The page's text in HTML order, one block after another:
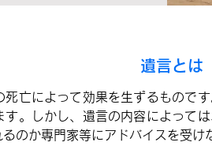
遺言とは
亡によって効果を生ずるもので
。しかし、遺言の内容によって
のか専門家等にアドバイスを受け